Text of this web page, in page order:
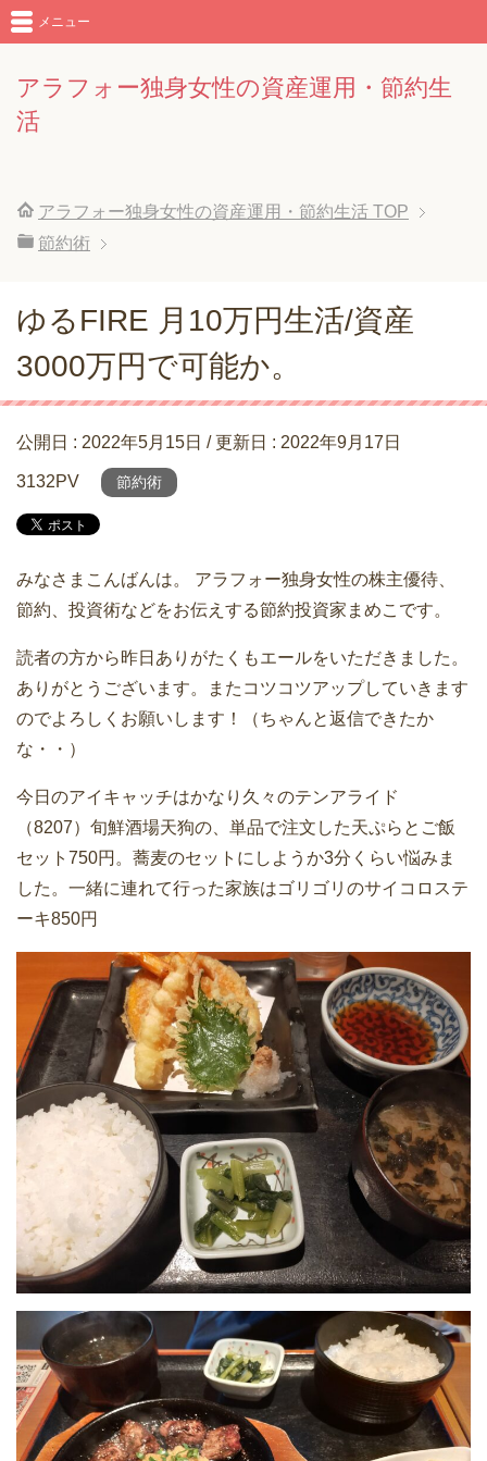
アラフォー独身女性の資産運用・節約生
活
メニュー
アラフォー独身女性の資産運用・節約生活 TOP
節約術
ゆるFIRE 月10万円生活/資産
3000万円で可能か。
公開日 : 2022年5月15日 / 更新日 : 2022年9月17日
3132PV 節約術
みなさまこんばんは。 アラフォー独身女性の株主優待、
節約、投資術などをお伝えする節約投資家まめこです。
読者の方から昨日ありがたくもエールをいただきました。
ありがとうございます。またコツコツアップしていきます
のでよろしくお願いします！（ちゃんと返信できたか
な・・）
今日のアイキャッチはかなり久々のテンアライド
（8207）旬鮮酒場天狗の、単品で注文した天ぷらとご飯
セット750円。蕎麦のセットにしようか3分くらい悩みま
した。一緒に連れて行った家族はゴリゴリのサイコロステ
ーキ850円